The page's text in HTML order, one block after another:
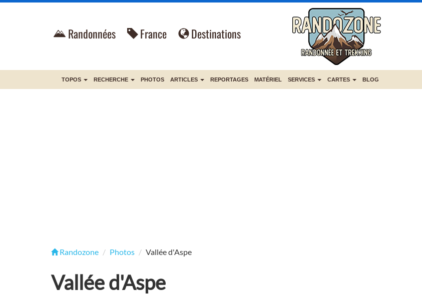
Randonnées France Destinations
TOPOS RECHERCHE PHOTOS ARTICLES REPORTAGES MATÉRIEL SERVICES CARTES BLOG
Randozone Photos Vallée d'Aspe
Vallée d'Aspe